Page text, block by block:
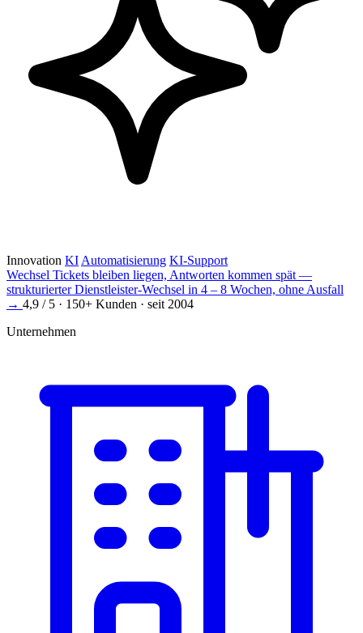
Innovation KI Automatisierung KI-Support
Wechsel Tickets bleiben liegen, Antworten kommen spät —
strukturierter Dienstleister-Wechsel in 4 – 8 Wochen, ohne Ausfall
→ 4,9 / 5 · 150+ Kunden · seit 2004
Unternehmen